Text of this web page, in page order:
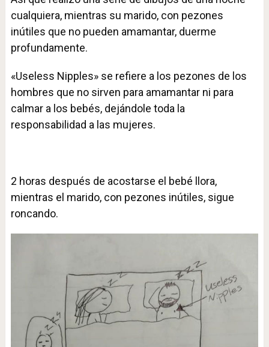
cualquiera, mientras su marido, con pezones
inútiles que no pueden amamantar, duerme
profundamente.
«Useless Nipples» se refiere a los pezones de los
hombres que no sirven para amamantar ni para
calmar a los bebés, dejándole toda la
responsabilidad a las mujeres.
2 horas después de acostarse el bebé llora,
mientras el marido, con pezones inútiles, sigue
roncando.